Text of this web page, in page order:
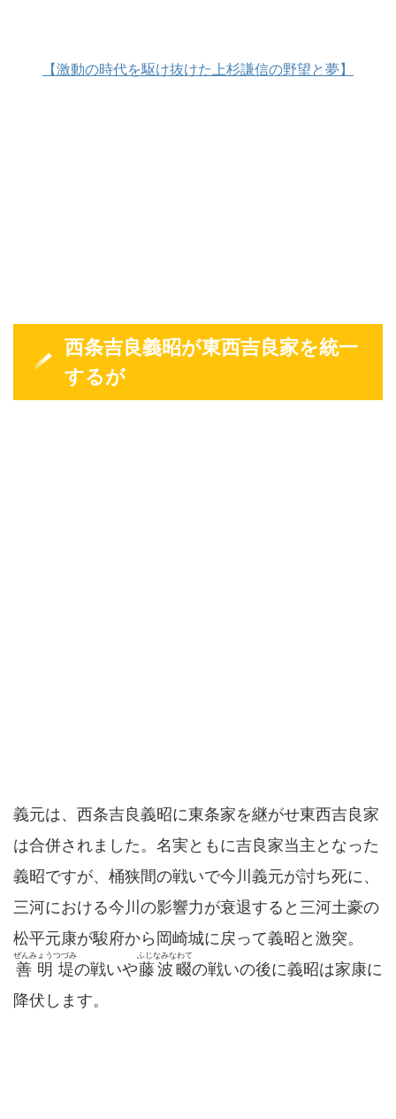
【激動の時代を駆け抜けた上杉謙信の野望と夢】
西条吉良義昭が東西吉良家を統一
するが
義元は、西条吉良義昭に東条家を継がせ東西吉良家
は合併されました。名実ともに吉良家当主となった
義昭ですが、桶狭間の戦いで今川義元が討ち死に、
三河における今川の影響力が衰退すると三河土豪の
松平元康が駿府から岡崎城に戻って義昭と激突。
善明堤
ぜんみょうつづみ
の戦いや藤波畷
ふじなみなわて
の戦いの後に義昭は家康に
降伏します。